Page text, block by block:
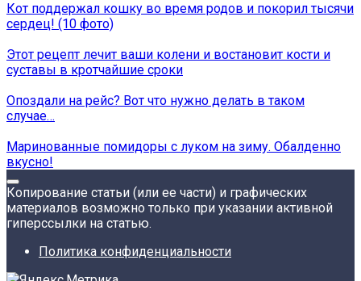
Кот поддержал кошку во время родов и покорил тысячи
сердец! (10 фото)
Этот рецепт лечит ваши колени и востановит кости и
суставы в кротчайшие сроки
Опоздали на рейс? Вот что нужно делать в таком
случае…
Маринованные помидоры с луком на зиму. Обалденно
вкусно!
Копирование статьи (или ее части) и графических
материалов возможно только при указании активной
гиперссылки на статью.
Политика конфиденциальности